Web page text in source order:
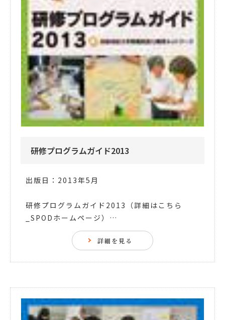
研修プログラムガイド2013
出版日：2013年5月
研修プログラムガイド2013（詳細はこちら
_SPODホームページ）…
詳細を見る